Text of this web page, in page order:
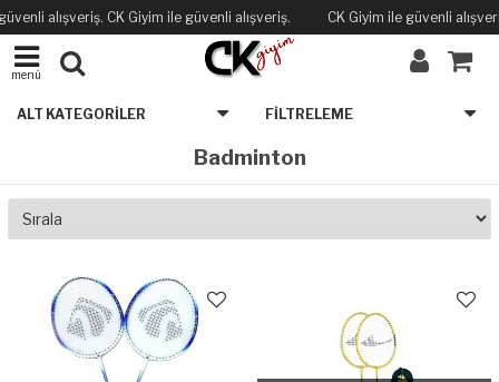
alışveriş. CK Giyim ile güvenli alışveriş. CK Giyim ile güvenli
menü
ALT KATEGORILER FILTRELEME
Badminton